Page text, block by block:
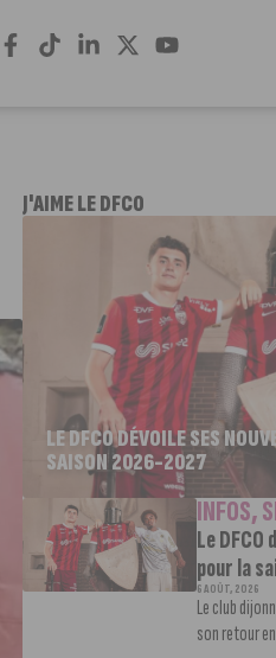
J'AIME LE DFCO
LE DFCO DÉVOILE SES
SAISON 2026-2027
INFOS,
Le
pour la
6 AOÛT, 2026
Le club
son retour